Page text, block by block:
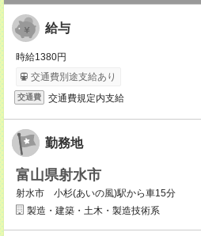
給与
時給1380円
交通費別途支給あり
交通費 交通費規定内支給
勤務地
富山県射水市
射水市 小杉(あいの風)駅から車15分
製造・建築・土木・製造技術系